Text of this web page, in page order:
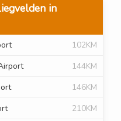
in
102KM
144KM
146KM
210KM